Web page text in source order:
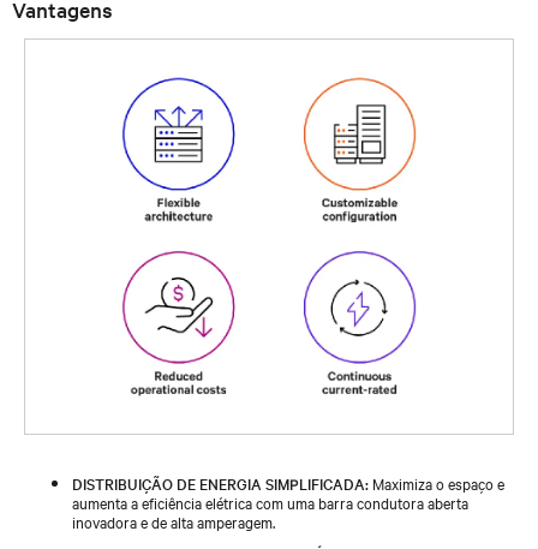
Vantagens
DISTRIBUIÇÃO DE ENERGIA SIMPLIFICADA: Maximiza o espaço e
aumenta a eficiência elétrica com uma barra condutora aberta
inovadora e de alta amperagem.